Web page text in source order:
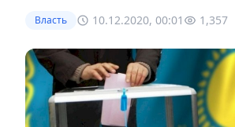
Власть 10.12.2020, 00:01 1,357